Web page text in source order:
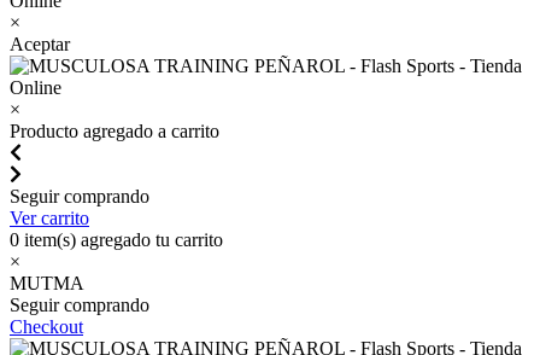
×
Aceptar
×
Producto agregado a carrito
Seguir comprando
Ver carrito
0 item(s) agregado tu carrito
×
MUTMA
Seguir comprando
Checkout